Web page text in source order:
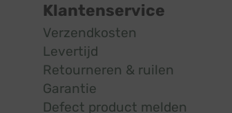
Klantenservice
Verzendkosten
Levertijd
Retourneren & ruilen
Garantie
Defect product melden